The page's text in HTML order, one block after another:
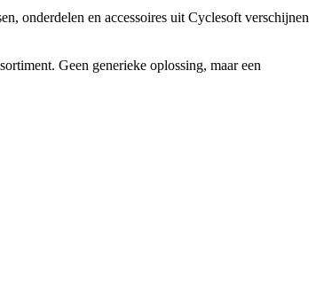
onderdelen en accessoires uit Cyclesoft verschijnen
Geen generieke oplossing, maar een